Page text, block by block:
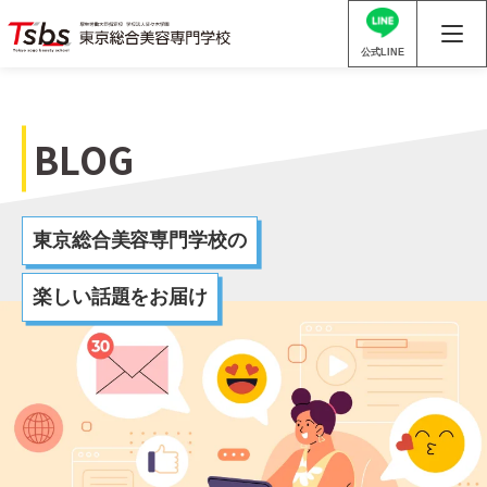
公式LINE
BLOG
東京総合美容専門学校の
楽しい話題をお届け